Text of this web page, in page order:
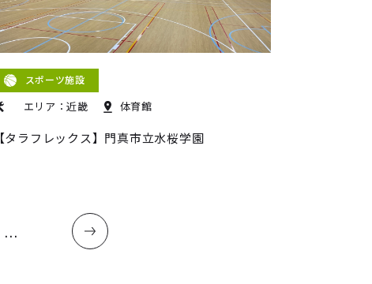
スポーツ施設
エリア：近畿 体育館
【タラフレックス】門真市立水桜学園
...